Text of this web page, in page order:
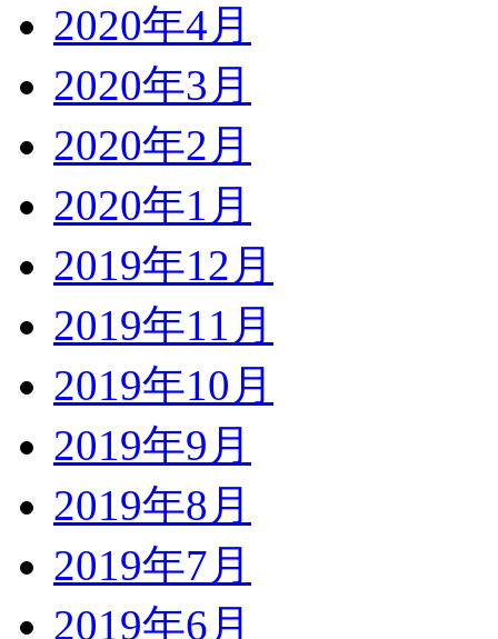
2020年4月
2020年3月
2020年2月
2020年1月
2019年12月
2019年11月
2019年10月
2019年9月
2019年8月
2019年7月
2019年6月